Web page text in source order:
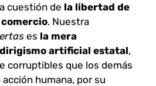
cuestión de la libertad de
. Nuestra
es la mera
artificial estatal,
corruptibles que los demás
humana, por su